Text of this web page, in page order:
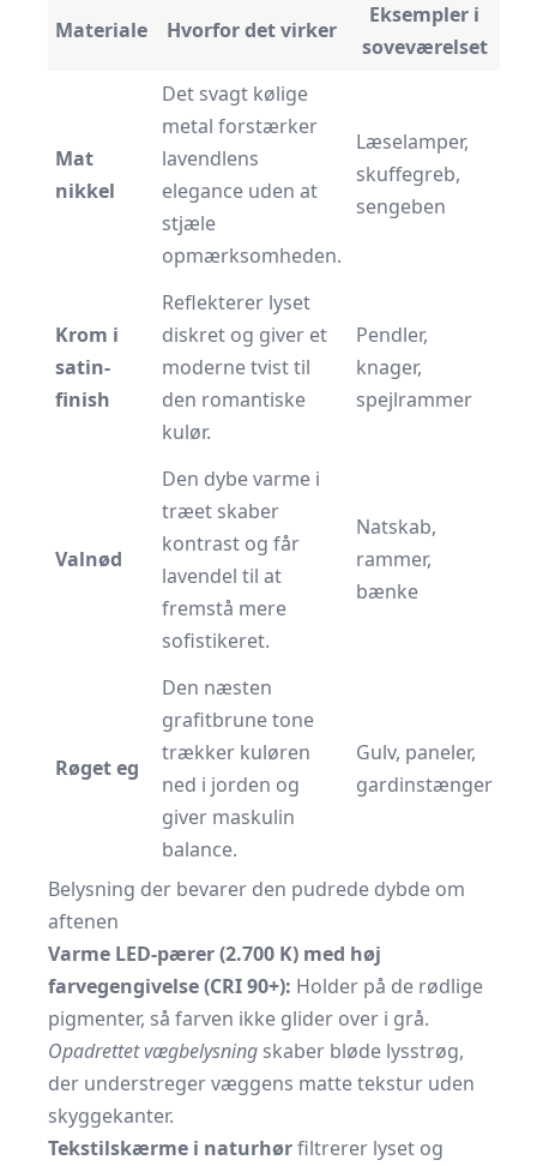
Materiale Hvorfor det virker
Eksempler i
soveværelset
Mat
nikkel
Det svagt kølige
metal forstærker
lavendlens
elegance uden at
stjæle
opmærksomheden.
Læselamper,
skuffegreb,
sengeben
Krom i
satin-
finish
Reflekterer lyset
diskret og giver et
moderne tvist til
den romantiske
kulør.
Pendler,
knager,
spejlrammer
Valnød
Den dybe varme i
træet skaber
kontrast og får
lavendel til at
fremstå mere
sofistikeret.
Natskab,
rammer,
bænke
Røget eg
Den næsten
grafitbrune tone
trækker kuløren
ned i jorden og
giver maskulin
balance.
Gulv, paneler,
gardinstænger
Belysning der bevarer den pudrede dybde om
aftenen
Varme LED-pærer (2.700 K) med høj
farvegengivelse (CRI 90+): Holder på de rødlige
pigmenter, så farven ikke glider over i grå.
Opadrettet vægbelysning skaber bløde lysstrøg,
der understreger væggens matte tekstur uden
skyggekanter.
Tekstilskærme i naturhørfiltrerer lyset og